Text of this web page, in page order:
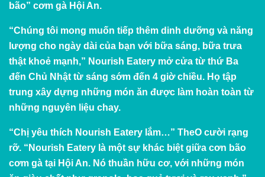
bão” cơm gà Hội An.
“Chúng tôi mong muốn tiếp thêm dinh dưỡng và năng
lượng cho ngày dài của bạn với bữa sáng, bữa trưa
thật khoẻ mạnh,” Nourish Eatery mở cửa từ thứ Ba
đến Chủ Nhật từ sáng sớm đến 4 giờ chiều. Họ tập
trung xây dựng những món ăn được làm hoàn toàn từ
những nguyên liệu chay.
“Chị yêu thích Nourish Eatery lắm…” TheO cười rạng
rỡ. “Nourish Eatery là một sự khác biệt giữa cơn bão
cơm gà tại Hội An. Nó thuần hữu cơ, với những món